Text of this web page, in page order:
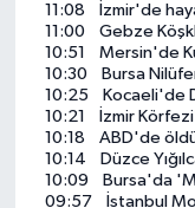
11:08
İzmir'de hayat
11:00
Gebze
10:51
Mersin'de Kurs
10:30
Bursa
10:25
Kocaeli'de
10:21
İzmir Körfezi'ne
10:18
ABD'de öldürülen
10:14
Düzce Yığılca'da
10:09
Bursa'da
09:57
İstanbul Moda